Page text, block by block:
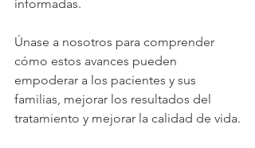
informadas.
Únase a nosotros para comprender
cómo estos avances pueden
empoderar a los pacientes y sus
familias, mejorar los resultados del
tratamiento y mejorar la calidad de vida.